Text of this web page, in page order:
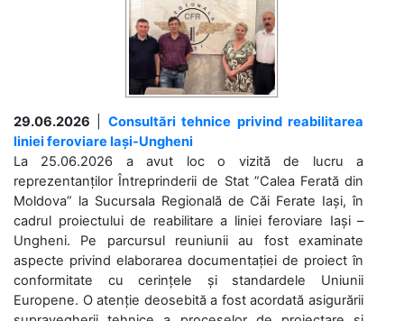
29.06.2026
Consultări tehnice privind reabilitarea
liniei feroviare Iași-Ungheni
La 25.06.2026 a avut loc o vizită de lucru a
reprezentanților Întreprinderii de Stat ”Calea Ferată din
Moldova” la Sucursala Regională de Căi Ferate Iași, în
cadrul proiectului de reabilitare a liniei feroviare Iași –
Ungheni. Pe parcursul reuniunii au fost examinate
aspecte privind elaborarea documentației de proiect în
conformitate cu cerințele și standardele Uniunii
Europene. O atenție deosebită a fost acordată asigurării